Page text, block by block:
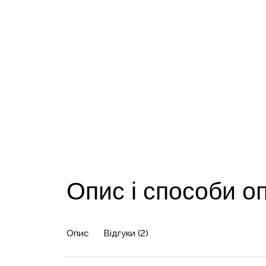
Опис і способи
Опис Відгуки (2)